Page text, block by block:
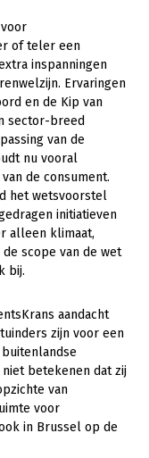
of teler een
inspanningen
Ervaringen
en de Kip van
sector-breed
van de
nu vooral
de consument.
het wetsvoorstel
initiatieven
alleen klimaat,
scope van de wet
bij.
aandacht
zijn voor een
betekenen dat zij
van
voor
in Brussel op de